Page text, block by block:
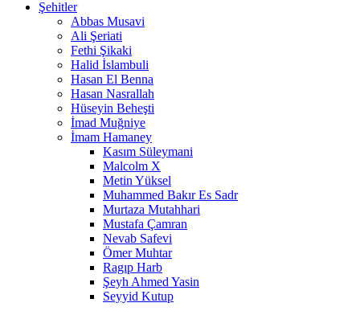
Şehitler
Abbas Musavi
Ali Şeriati
Fethi Şikaki
Halid İslambuli
Hasan El Benna
Hasan Nasrallah
Hüseyin Beheşti
İmad Muğniye
İmam Hamaney
Kasım Süleymani
Malcolm X
Metin Yüksel
Muhammed Bakır Es Sadr
Murtaza Mutahhari
Mustafa Çamran
Nevab Safevi
Ömer Muhtar
Ragıp Harb
Şeyh Ahmed Yasin
Seyyid Kutup